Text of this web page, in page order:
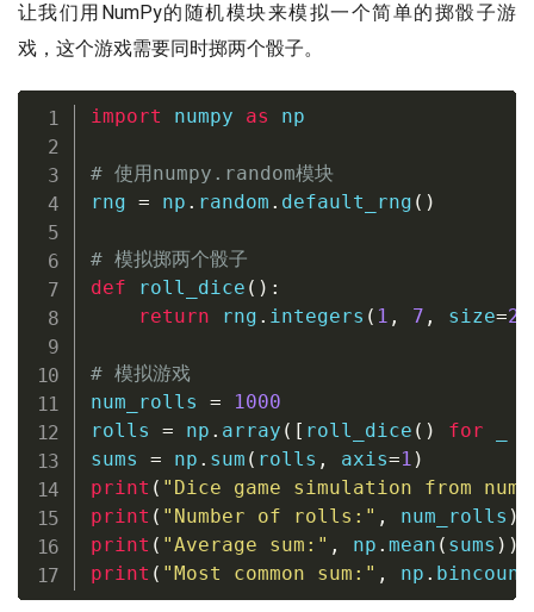
让我们用NumPy的随机模块来模拟一个简单的掷骰子游
戏，这个游戏需要同时掷两个骰子。
import numpy as np
# 使用numpy.random模块
rng = np . random . default_rng ( )
# 模拟掷两个骰子
def
roll_dice ( ) :
return rng . integers ( 1 , 7 , size=2
# 模拟游戏
num_rolls =
1000
rolls = np . array ( [ roll_dice ( ) for
sums = np . sum ( rolls , axis=1 )
print ( "Dice game simulation from
print ( "Number of rolls:" , num_rolls )
print ( "Average sum:" , np . mean ( sums ) )
print ( "Most common sum:" , np . bincount